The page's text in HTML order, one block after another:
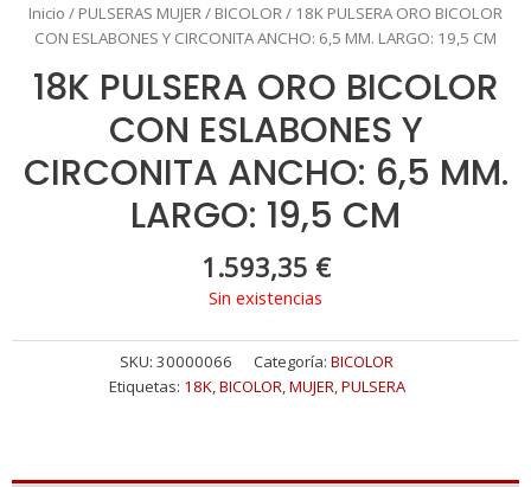
Inicio / PULSERAS MUJER/ BICOLOR/ 18K PULSERA ORO BICOLOR
CON ESLABONES Y CIRCONITA ANCHO: 6,5 MM. LARGO: 19,5 CM
18K PULSERA ORO BICOLOR
CON ESLABONES Y
CIRCONITA ANCHO: 6,5 MM.
LARGO: 19,5 CM
1.593,35 €
Sin existencias
SKU: 30000066 Categoría: BICOLOR
Etiquetas: 18K, BICOLOR MUJER PULSERA